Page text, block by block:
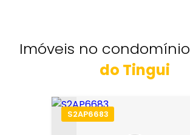
Imóveis no condomínio
do Tingui
S2AP6683